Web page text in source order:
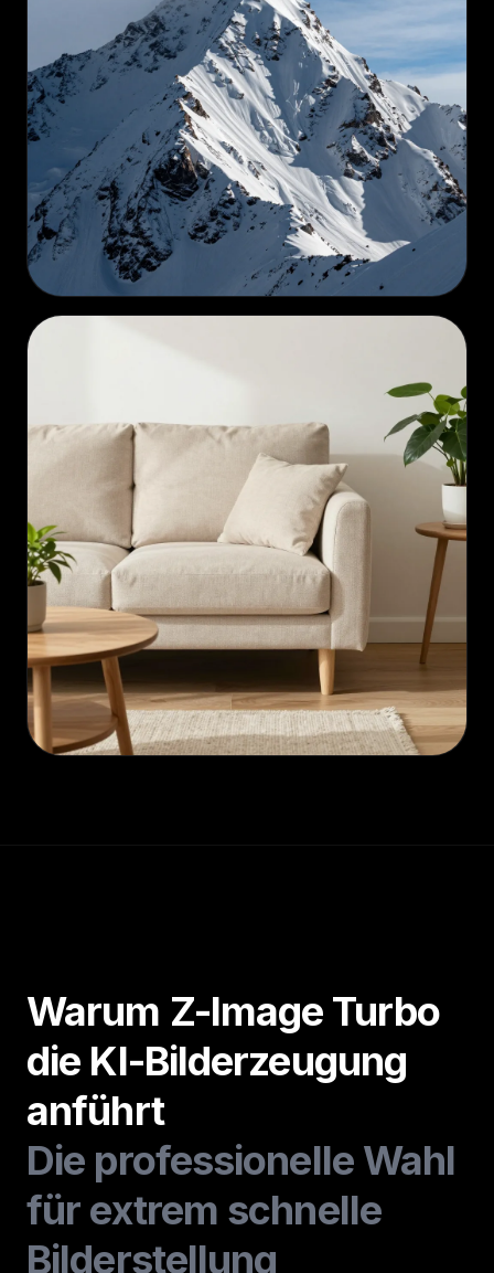
Warum Z-Image Turbo
die KI-Bilderzeugung
anführt
Die professionelle Wahl
für extrem schnelle
Bilderstellung